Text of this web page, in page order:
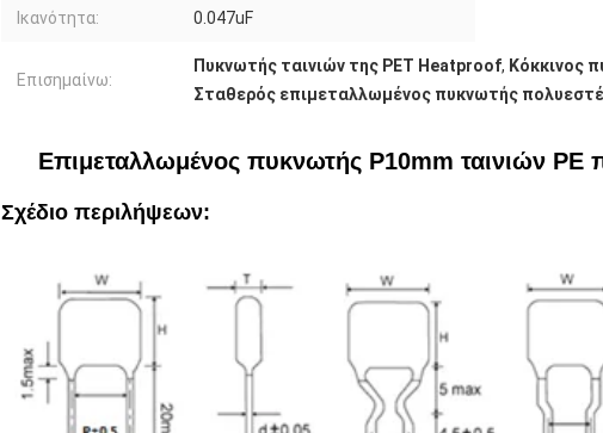
Ικανότητα: 0.047uF
Επισημαίνω:
Πυκνωτής ταινιών της PET Heatproof, Κόκκινος
Σταθερός επιμεταλλωμένος πυκνωτής
Επιμεταλλωμένος πυκνωτής P10mm ταινιών PE
Σχέδιο περιλήψεων: